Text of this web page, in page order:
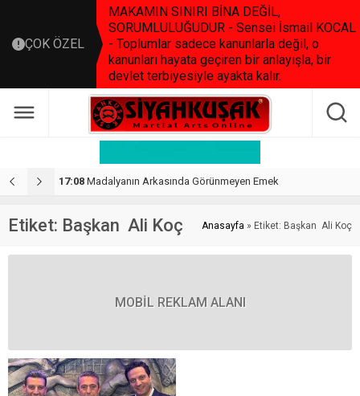
ÇOK ÖZEL
MAKAMIN SINIRI BİNA DEĞİL,
SORUMLULUĞUDUR - Sensei İsmail KOCAL
- Toplumlar sadece kanunlarla değil, o
kanunları hayata geçiren bir anlayışla, bir
devlet terbiyesiyle ayakta kalır.
17:08 Madalyanın Arkasında Görünmeyen Emek
Etiket: Başkan Ali Koç Anasayfa » Etiket: Başkan Ali Koç
MOBİL REKLAM ALANI